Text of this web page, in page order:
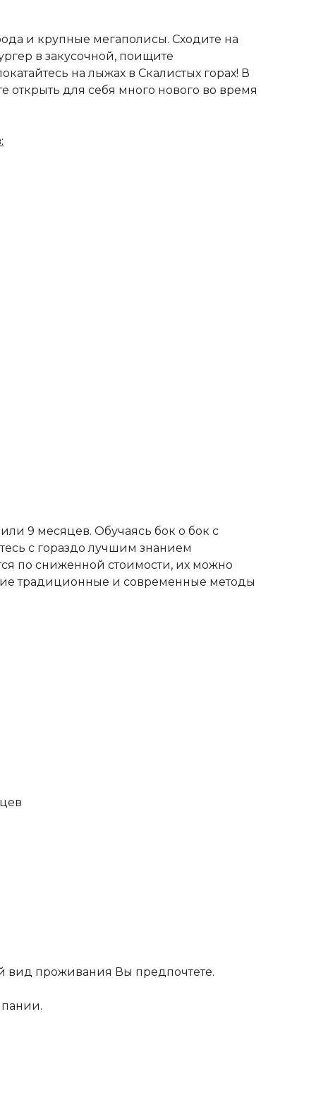
и крупные мегаполисы. Сходите на
в закусочной, поищите
на лыжах в Скалистых горах! В
для себя много нового во время
9 месяцев. Обучаясь бок о бок с
с гораздо лучшим знанием
по сниженной стоимости, их можно
традиционные и современные методы
вид проживания Вы предпочтете.